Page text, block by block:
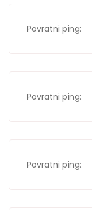
Povratni ping:
Povratni ping:
Povratni ping: